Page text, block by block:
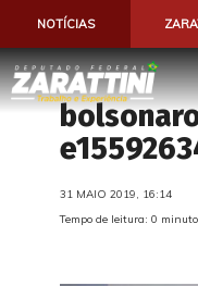
NOTÍCIAS
31 MAIO 2019, 16:14
Tempo de leitura: 0